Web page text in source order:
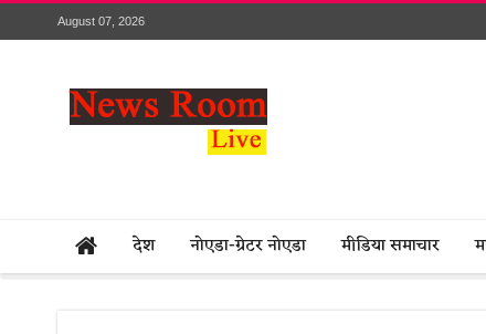
August 07, 2026
देश नोएडा-ग्रेटर नोएडा मीडिया समाचार